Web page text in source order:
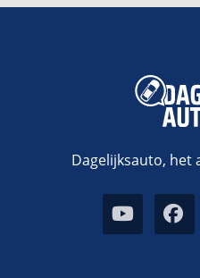
Dagelijksauto, het